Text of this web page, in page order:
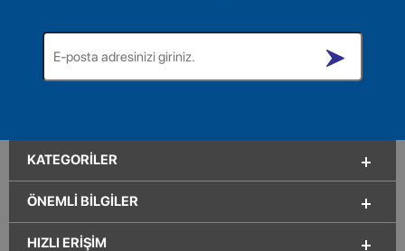
KATEGORILER
ÖNEMLI BILGILER
HIZLI ERIŞIM